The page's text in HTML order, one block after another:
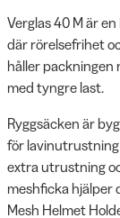
Verglas 40 M är
där rörelsefrihet
håller packningen
med tyngre last.
Ryggsäcken är
för lavinutrustning
extra utrustning
meshficka hjälper
Mesh Helmet